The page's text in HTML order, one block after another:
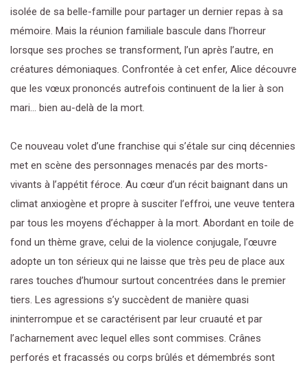
isolée de sa belle-famille pour partager un dernier repas à sa
mémoire. Mais la réunion familiale bascule dans l’horreur
lorsque ses proches se transforment, l’un après l’autre, en
créatures démoniaques. Confrontée à cet enfer, Alice découvre
que les vœux prononcés autrefois continuent de la lier à son
mari… bien au-delà de la mort.
Ce nouveau volet d’une franchise qui s’étale sur cinq décennies
met en scène des personnages menacés par des morts-
vivants à l’appétit féroce. Au cœur d’un récit baignant dans un
climat anxiogène et propre à susciter l’effroi, une veuve tentera
par tous les moyens d’échapper à la mort. Abordant en toile de
fond un thème grave, celui de la violence conjugale, l’œuvre
adopte un ton sérieux qui ne laisse que très peu de place aux
rares touches d’humour surtout concentrées dans le premier
tiers. Les agressions s’y succèdent de manière quasi
ininterrompue et se caractérisent par leur cruauté et par
l’acharnement avec lequel elles sont commises. Crânes
perforés et fracassés ou corps brûlés et démembrés sont